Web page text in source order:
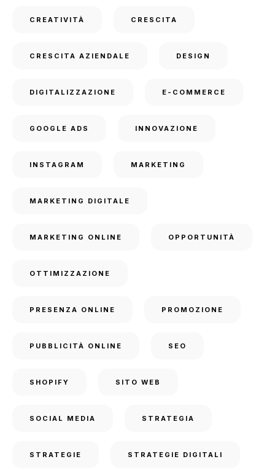
CREATIVITÀ CRESCITA
CRESCITA AZIENDALE DESIGN
DIGITALIZZAZIONE E-COMMERCE
GOOGLE ADS INNOVAZIONE
INSTAGRAM MARKETING
MARKETING DIGITALE
MARKETING ONLINE OPPORTUNITÀ
OTTIMIZZAZIONE
PRESENZA ONLINE PROMOZIONE
PUBBLICITÀ ONLINE SEO
SHOPIFY SITO WEB
SOCIAL MEDIA STRATEGIA
STRATEGIE STRATEGIE DIGITALI